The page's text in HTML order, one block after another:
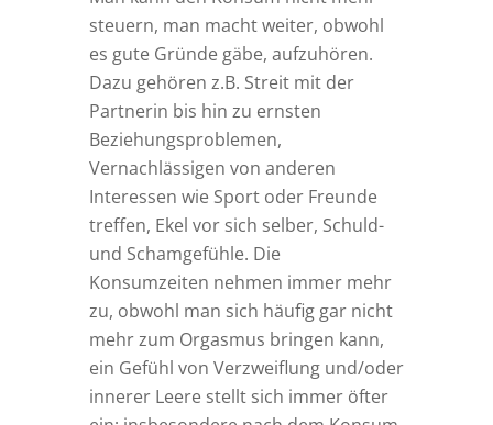
steuern, man macht weiter, obwohl
es gute Gründe gäbe, aufzuhören.
Dazu gehören z.B. Streit mit der
Partnerin bis hin zu ernsten
Beziehungsproblemen,
Vernachlässigen von anderen
Interessen wie Sport oder Freunde
treffen, Ekel vor sich selber, Schuld-
und Schamgefühle. Die
Konsumzeiten nehmen immer mehr
zu, obwohl man sich häufig gar nicht
mehr zum Orgasmus bringen kann,
ein Gefühl von Verzweiflung und/oder
innerer Leere stellt sich immer öfter